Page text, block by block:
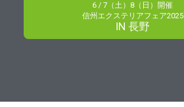
6 / 7（土）8（日）開催
信州エクステリアフェア2025
IN 長野